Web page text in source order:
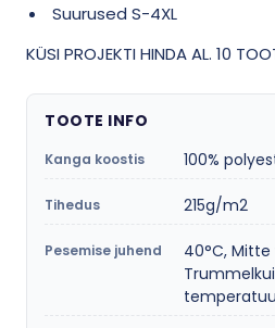
Suurused S-4XL
KÜSI PROJEKTI HINDA AL. 10
TOOTE INFO
Kanga koostis 100%
Tihedus 215g/m2
Pesemise juhend
40°C,